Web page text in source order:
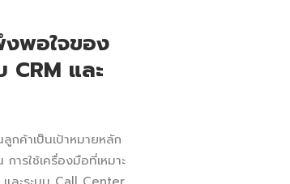
งพอใจของ
CRM และ
กค้าเป็นเป้าหมายหลัก
ารใช้เครื่องมือที่เหมาะ